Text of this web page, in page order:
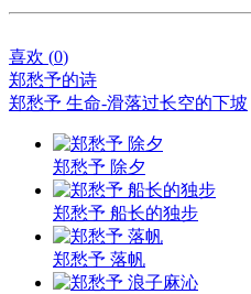
喜欢 (0)
郑愁予的诗
郑愁予 生命-滑落过长空的下坡
郑愁予 除夕
郑愁予 船长的独步
郑愁予 落帆